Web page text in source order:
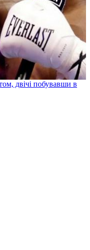
двічі побувавши в